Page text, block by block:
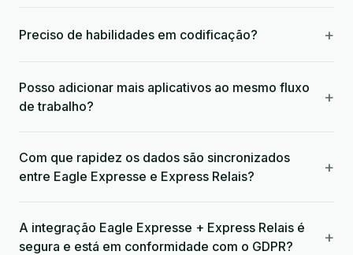
Preciso de habilidades em codificação? +
Posso adicionar mais aplicativos ao mesmo fluxo
de trabalho?
+
Com que rapidez os dados são sincronizados
entre Eagle Expresse e Express Relais?
+
A integração Eagle Expresse + Express Relais é
segura e está em conformidade com o GDPR?
+